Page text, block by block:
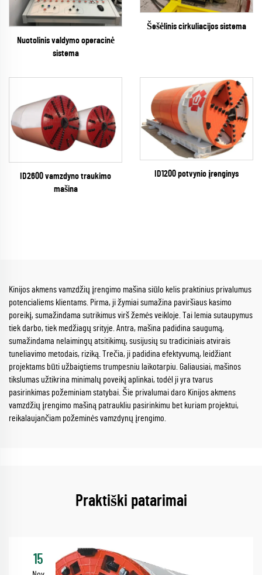
Nuotolinis valdymo operacinė
sistema
Šešėlinis cirkuliacijos sistema
ID2600 vamzdyno traukimo
mašina
ID1200 potvynio įrenginys
Kinijos akmens vamzdžių įrengimo mašina siūlo kelis praktinius privalumus
potencialiems klientams. Pirma, ji žymiai sumažina paviršiaus kasimo
poreikį, sumažindama sutrikimus virš žemės veikloje. Tai lemia sutaupymus
tiek darbo, tiek medžiagų srityje. Antra, mašina padidina saugumą,
sumažindama nelaimingų atsitikimų, susijusių su tradiciniais atvirais
tuneliavimo metodais, riziką. Trečia, ji padidina efektyvumą, leidžiant
projektams būti užbaigtiems trumpesniu laikotarpiu. Galiausiai, mašinos
tikslumas užtikrina minimalų poveikį aplinkai, todėl ji yra tvarus
pasirinkimas požeminiam statybai. Šie privalumai daro Kinijos akmens
vamzdžių įrengimo mašiną patraukliu pasirinkimu bet kuriam projektui,
reikalaujančiam požeminės vamzdynų įrengimo.
Praktiški patarimai
15